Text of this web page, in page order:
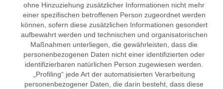
ohne Hinzuziehung zusätzlicher Informationen nicht mehr
einer spezifischen betroffenen Person zugeordnet werden
können, sofern diese zusätzlichen Informationen gesondert
aufbewahrt werden und technischen und organisatorischen
Maßnahmen unterliegen, die gewährleisten, dass die
personenbezogenen Daten nicht einer identifizierten oder
identifizierbaren natürlichen Person zugewiesen werden.
„Profiling“ jede Art der automatisierten Verarbeitung
personenbezogener Daten, die darin besteht, dass diese